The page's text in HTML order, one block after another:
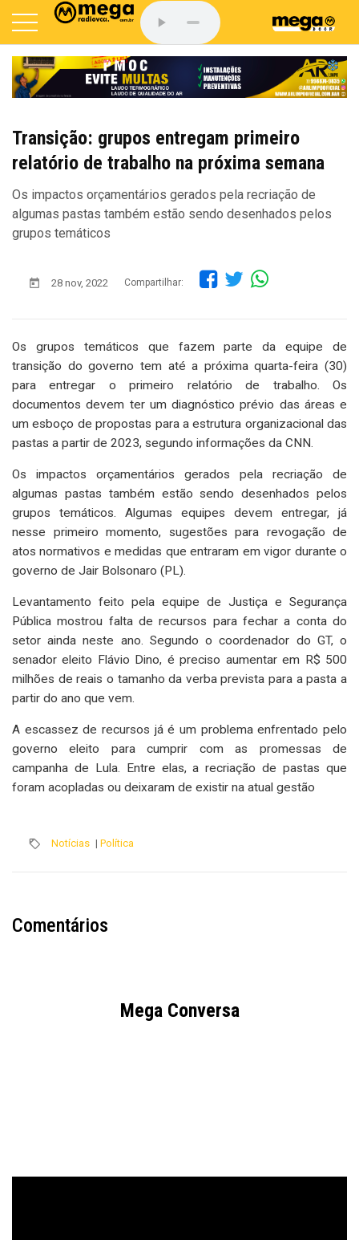
Transição: grupos entregam primeiro
relatório de trabalho na próxima semana
Os impactos orçamentários gerados pela recriação de
algumas pastas também estão sendo desenhados pelos
grupos temáticos
28 nov, 2022 Compartilhar:
Os grupos temáticos que fazem parte da equipe de
transição do governo tem até a próxima quarta-feira (30)
para entregar o primeiro relatório de trabalho. Os
documentos devem ter um diagnóstico prévio das áreas e
um esboço de propostas para a estrutura organizacional das
pastas a partir de 2023, segundo informações da CNN.
Os impactos orçamentários gerados pela recriação de
algumas pastas também estão sendo desenhados pelos
grupos temáticos. Algumas equipes devem entregar, já
nesse primeiro momento, sugestões para revogação de
atos normativos e medidas que entraram em vigor durante o
governo de Jair Bolsonaro (PL).
Levantamento feito pela equipe de Justiça e Segurança
Pública mostrou falta de recursos para fechar a conta do
setor ainda neste ano. Segundo o coordenador do GT, o
senador eleito Flávio Dino, é preciso aumentar em R$ 500
milhões de reais o tamanho da verba prevista para a pasta a
partir do ano que vem.
A escassez de recursos já é um problema enfrentado pelo
governo eleito para cumprir com as promessas de
campanha de Lula. Entre elas, a recriação de pastas que
foram acopladas ou deixaram de existir na atual gestão
Notícias | Política
Comentários
Mega Conversa